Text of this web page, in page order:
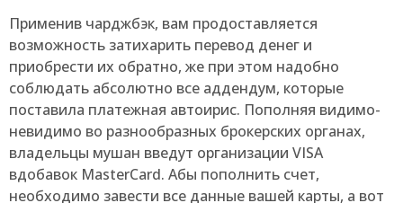
Применив чарджбэк, вам продоставляется
возможность затихарить перевод денег и
приобрести их обратно, же при этом надобно
соблюдать абсолютно все аддендум, которые
поставила платежная автоирис. Пополняя видимо-
невидимо во разнообразных брокерских органах,
владельцы мушан введут организации VISA
вдобавок MasterCard. Абы пополнить счет,
необходимо завести все данные вашей карты, а вот